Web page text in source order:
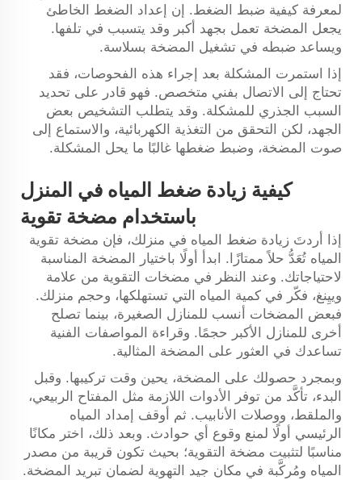
لمعرفة كيفية ضبط الضغط. إن إعداد الضغط الخاطئ
يجعل المضخة تعمل بجهد أكبر وقد يتسبب في تلفها.
ويساعد ضبطه في تشغيل المضخة بسلاسة.
إذا استمرت المشكلة بعد إجراء هذه الفحوصات، فقد
تحتاج إلى الاتصال بفني متخصص. فهو قادر على تحديد
السبب الجذري للمشكلة. وقد يتطلب التشخيص بعض
الجهد، لكن التحقق من التغذية الكهربائية، والاستماع إلى
صوت المضخة، وضبط ضغطها غالبًا ما يحل المشكلة.
كيفية زيادة ضغط المياه في المنزل
باستخدام مضخة تقوية
إذا أردتَ زيادة ضغط المياه في منزلك، فإن مضخة تقوية
المياه تُعَدُّ حلاً ممتازًا. ابدأ أولًا باختيار المضخة المناسبة
لاحتياجاتك. وعند النظر في مضخات التقوية من علامة
وييِنغ، فكّر في كمية المياه التي تستهلكها، وحجم منزلك.
فبعض المضخات أنسب للمنازل الصغيرة، بينما تصلح
أخرى للمنازل الأكبر حجمًا. وقراءة المواصفات الفنية
تساعدك في العثور على المضخة المثالية.
وبمجرد حصولك على المضخة، يحين وقت تركيبها. وقبل
البدء، تأكَّد من توفر الأدوات اللازمة مثل المفتاح الربيعي،
والملقط، ووصلات الأنابيب. ثم أوقف إمداد المياه
الرئيسي أولًا لمنع وقوع أي حوادث. وبعد ذلك، اختر مكانًا
مناسبًا لتثبيت مضخة التقوية؛ بحيث تكون قريبة من مصدر
المياه ومُركَّبة في مكان جيد التهوية لضمان تبريد المضخة.